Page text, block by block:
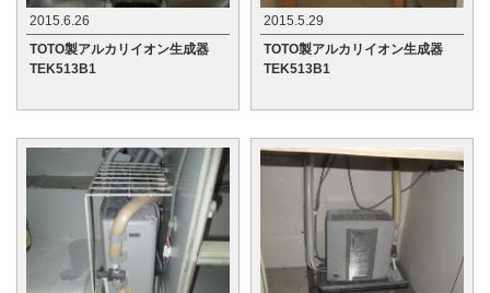
2015.6.26
TOTO製アルカリイオン生成器
TEK513B1
2015.5.29
TOTO製アルカリイオン生成器
TEK513B1